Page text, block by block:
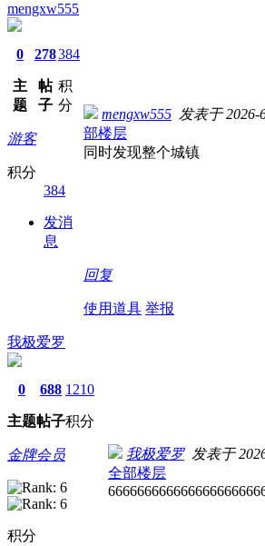
mengxw555
0
主
题
278
帖
子
384
积
分
游客
积分
384
发消
息
mengxw555 发表于 2026-
部楼层
同时发现整个城镇
回复
使用道具 举报
我极爱罗
0
主题
688
帖子
1210
积分
金牌会员
积分
我极爱罗发表于
全部楼层